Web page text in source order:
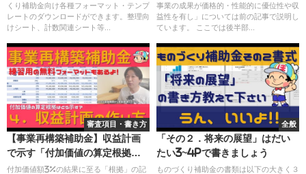
くり補助金向け各種フォーマット・テンプ
レートのダウンロードができます。整理向
けシート、計数関連シート等...
事業の成果が価格的・性能的に優位性や収
益性を有し」については前の記事で説明し
ています。 ここでは後半部...
審査項目・書き方
【事業再構築補助金】収益計画
で示す「付加価値の算定根拠」
って何を書いたらいいの？
付加価値額3%の結果に至る「根拠」の記
全般
「その２．将来の展望」はだい
たい3~4Pで書きましょう
ものづくり補助金の書類は以下の大きく３